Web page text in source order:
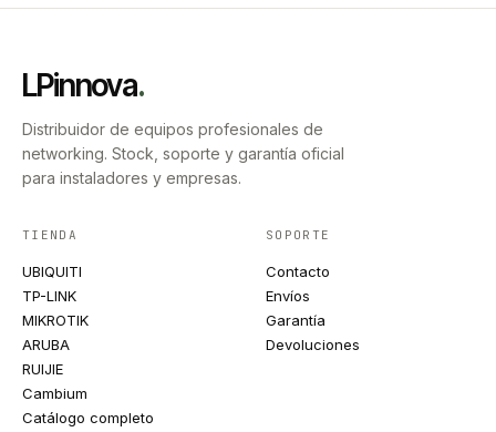
LPinnova.
Distribuidor de equipos profesionales de
networking. Stock, soporte y garantía oficial
para instaladores y empresas.
TIENDA
UBIQUITI
TP-LINK
MIKROTIK
ARUBA
RUIJIE
Cambium
Catálogo completo
SOPORTE
Contacto
Envíos
Garantía
Devoluciones